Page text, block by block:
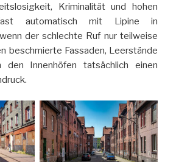
Kriminalität und hohen
fast automatisch mit Lipine in
der schlechte Ruf nur teilweise
beschmierte Fassaden, Leerstände
den Innenhöfen tatsächlich einen